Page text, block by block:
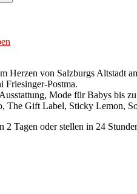
Herzen von Salzburgs Altstadt
Friesinger-Postma.
Mode für Babys bis
The Gift Label, Sticky Lemon,
2 Tagen oder stellen in 24